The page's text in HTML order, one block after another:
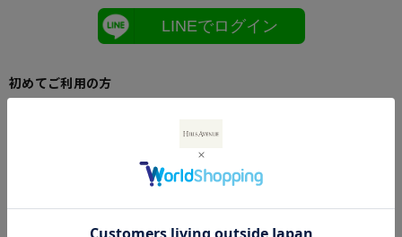
LINEでログイン
初めてご利用の方
メールアドレスとパスワードを登録しておくと便利にお買い物ができる